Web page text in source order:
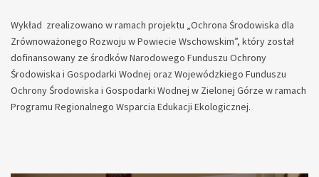
Wykład zrealizowano w ramach projektu „Ochrona Środowiska dla
Zrównoważonego Rozwoju w Powiecie Wschowskim”, który został
dofinansowany ze środków Narodowego Funduszu Ochrony
Środowiska i Gospodarki Wodnej oraz Wojewódzkiego Funduszu
Ochrony Środowiska i Gospodarki Wodnej w Zielonej Górze w ramach
Programu Regionalnego Wsparcia Edukacji Ekologicznej.